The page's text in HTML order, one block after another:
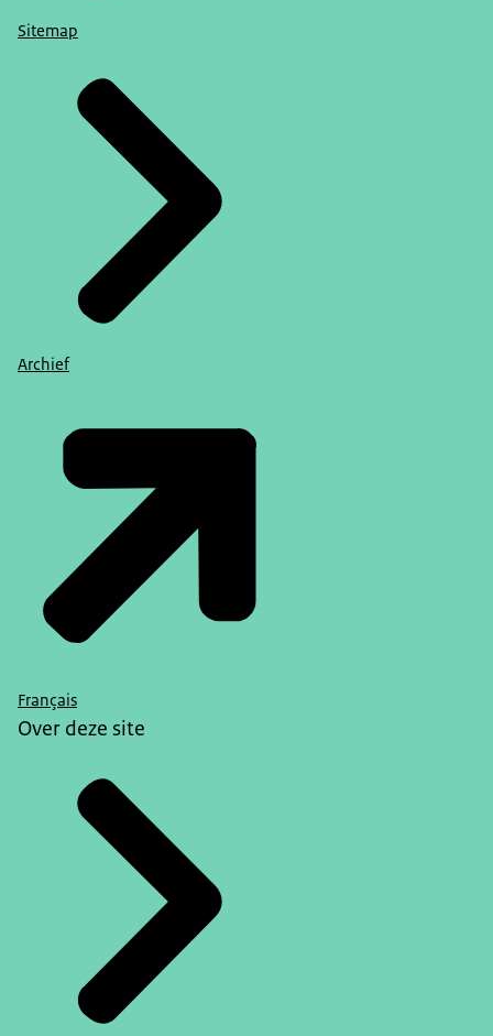
Sitemap
Archief
Français
Over deze site